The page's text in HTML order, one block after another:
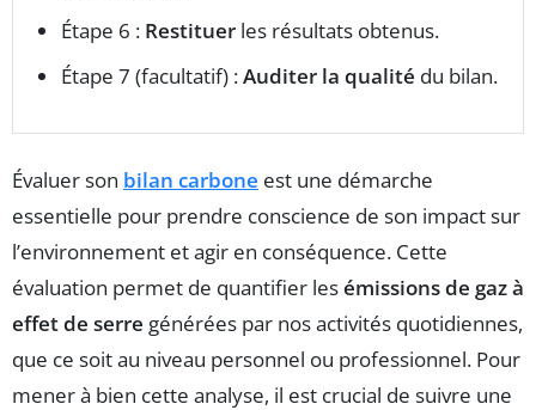
Étape 6 : Restituer les résultats obtenus.
Étape 7 (facultatif) :Auditer la qualité du bilan.
Évaluer son bilan carbone est une démarche
essentielle pour prendre conscience de son impact sur
l’environnement et agir en conséquence. Cette
évaluation permet de quantifier lesémissions de gaz à
effet de serre générées par nos activités quotidiennes,
que ce soit au niveau personnel ou professionnel. Pour
mener à bien cette analyse, il est crucial de suivre une